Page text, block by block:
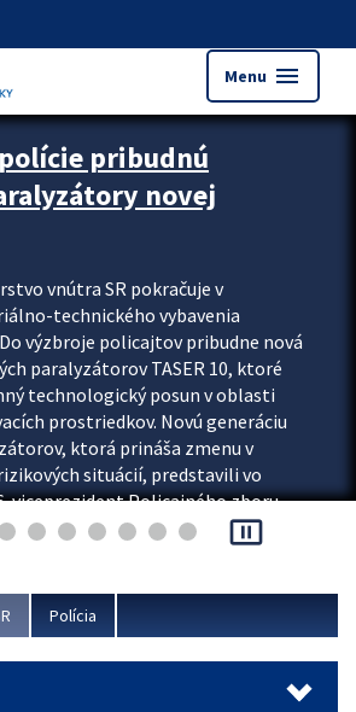
Menu menu
upútavok
pribudnú
novej
vnútra SR pokračuje v
technického vybavenia
výzbroje policajtov pribudne nová
paralyzátorov TASER 10, ktoré
technologický posun v oblasti
prostriedkov. Novú generáciu
ktorá prináša zmenu v
situácií, predstavili vo
viceprezident Policajného zboru
riaditeľ odboru výcviku...
pause_presentation
Polícia